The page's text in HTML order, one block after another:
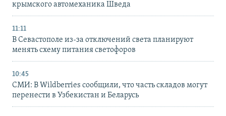
крымского автомеханика Шведа
11:11
В Севастополе из-за отключений света планируют
менять схему питания светофоров
10:45
СМИ: В Wildberries сообщили, что часть складов могут
перенести в Узбекистан и Беларусь